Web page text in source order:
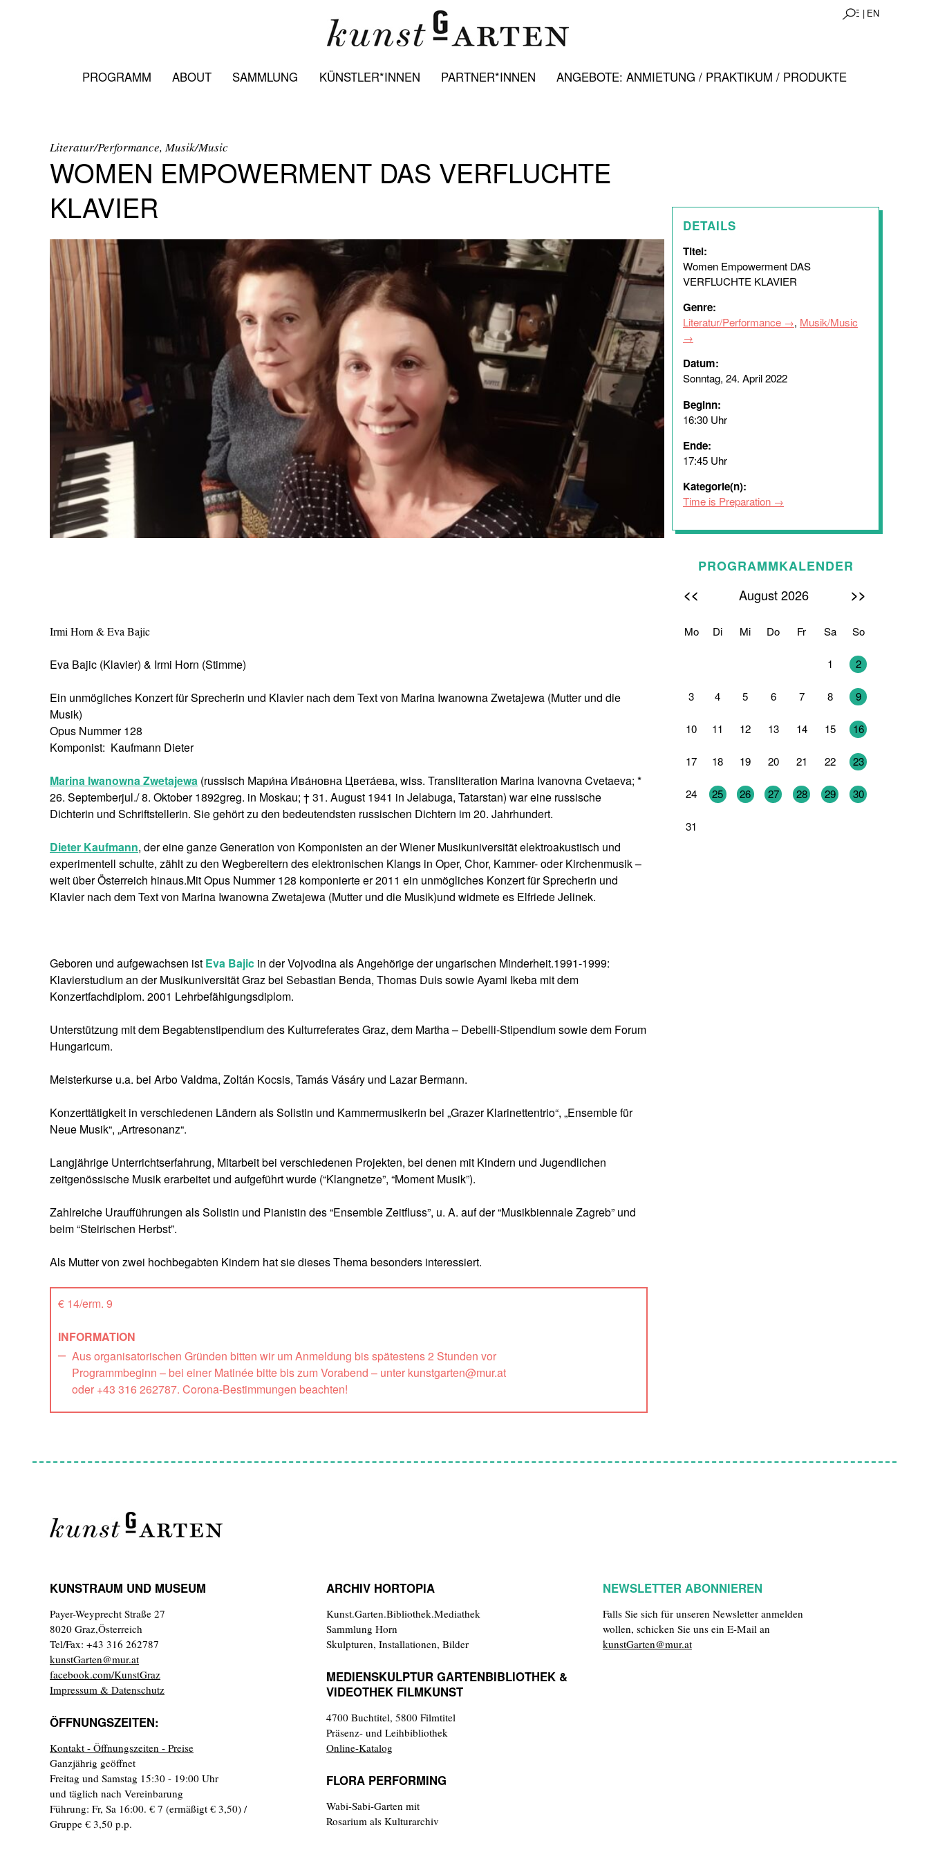
DE | EN
PROGRAMM ABOUT SAMMLUNG KÜNSTLER*INNEN PARTNER*INNEN ANGEBOTE: ANMIETUNG / PRAKTIKUM / PRODUKTE
Literatur/Performance, Musik/Music
WOMEN EMPOWERMENT DAS VERFLUCHTE
KLAVIER
Irmi Horn & Eva Bajic
Eva Bajic (Klavier) & Irmi Horn (Stimme)
Ein unmögliches Konzert für Sprecherin und Klavier nach dem Text von Marina Iwanowna Zwetajewa (Mutter und die
Musik)
Opus Nummer 128
Komponist: Kaufmann Dieter
Marina Iwanowna Zwetajewa (russisch Мари́на Ива́новна Цвета́ева, wiss. Transliteration Marina Ivanovna Cvetaeva; *
26. Septemberjul./ 8. Oktober 1892greg. in Moskau; † 31. August 1941 in Jelabuga, Tatarstan) war eine russische
Dichterin und Schriftstellerin. Sie gehört zu den bedeutendsten russischen Dichtern im 20. Jahrhundert.
Dieter Kaufmann, der eine ganze Generation von Komponisten an der Wiener Musikuniversität elektroakustisch und
experimentell schulte, zählt zu den Wegbereitern des elektronischen Klangs in Oper, Chor, Kammer- oder Kirchenmusik –
weit über Österreich hinaus.Mit Opus Nummer 128 komponierte er 2011 ein unmögliches Konzert für Sprecherin und
Klavier nach dem Text von Marina Iwanowna Zwetajewa (Mutter und die Musik)und widmete es Elfriede Jelinek.
Geboren und aufgewachsen ist Eva Bajic in der Vojvodina als Angehörige der ungarischen Minderheit.1991-1999:
Klavierstudium an der Musikuniversität Graz bei Sebastian Benda, Thomas Duis sowie Ayami Ikeba mit dem
Konzertfachdiplom. 2001 Lehrbefähigungsdiplom.
Unterstützung mit dem Begabtenstipendium des Kulturreferates Graz, dem Martha – Debelli-Stipendium sowie dem Forum
Hungaricum.
Meisterkurse u.a. bei Arbo Valdma, Zoltán Kocsis, Tamás Vásáry und Lazar Bermann.
Konzerttätigkeit in verschiedenen Ländern als Solistin und Kammermusikerin bei „Grazer Klarinettentrio“, „Ensemble für
Neue Musik“, „Artresonanz“.
Langjährige Unterrichtserfahrung, Mitarbeit bei verschiedenen Projekten, bei denen mit Kindern und Jugendlichen
zeitgenössische Musik erarbeitet und aufgeführt wurde (“Klangnetze”, “Moment Musik”).
Zahlreiche Uraufführungen als Solistin und Pianistin des “Ensemble Zeitfluss”, u. A. auf der “Musikbiennale Zagreb” und
beim “Steirischen Herbst”.
Als Mutter von zwei hochbegabten Kindern hat sie dieses Thema besonders interessiert.
€ 14/erm. 9
INFORMATION
Aus organisatorischen Gründen bitten wir um Anmeldung bis spätestens 2 Stunden vor
Programmbeginn – bei einer Matinée bitte bis zum Vorabend – unter kunstgarten@mur.at
oder +43 316 262787. Corona-Bestimmungen beachten!
DETAILS
Titel:
Women Empowerment DAS
VERFLUCHTE KLAVIER
Genre:
Literatur/Performance , Musik/Music
Datum:
Sonntag, 24. April 2022
Beginn:
16:30 Uhr
Ende:
17:45 Uhr
Kategorie(n):
Time is Preparation
PROGRAMMKALENDER
<< August 2026 >>
Mo Di Mi Do Fr Sa So
1 2
3 4 5 6 7 8 9
10 11 12 13 14 15 16
17 18 19 20 21 22 23
24 25 26 27 28 29 30
31
KUNSTRAUM UND MUSEUM
Payer-Weyprecht Straße 27
8020 Graz,Österreich
Tel/Fax: +43 316 262787
kunstGarten@mur.at
facebook.com/KunstGraz
Impressum & Datenschutz
ÖFFNUNGSZEITEN:
Kontakt - Öffnungszeiten - Preise
Ganzjährig geöffnet
Freitag und Samstag 15:30 - 19:00 Uhr
und täglich nach Vereinbarung
Führung: Fr, Sa 16:00. € 7 (ermäßigt € 3,50) /
Gruppe € 3,50 p.p.
ARCHIV HORTOPIA
Kunst.Garten.Bibliothek.Mediathek
Sammlung Horn
Skulpturen, Installationen, Bilder
MEDIENSKULPTUR GARTENBIBLIOTHEK &
VIDEOTHEK FILMKUNST
4700 Buchtitel, 5800 Filmtitel
Präsenz- und Leihbibliothek
Online-Katalog
FLORA PERFORMING
Wabi-Sabi-Garten mit
Rosarium als Kulturarchiv
NEWSLETTER ABONNIEREN
Falls Sie sich für unseren Newsletter anmelden
wollen, schicken Sie uns ein E-Mail an
kunstGarten@mur.at